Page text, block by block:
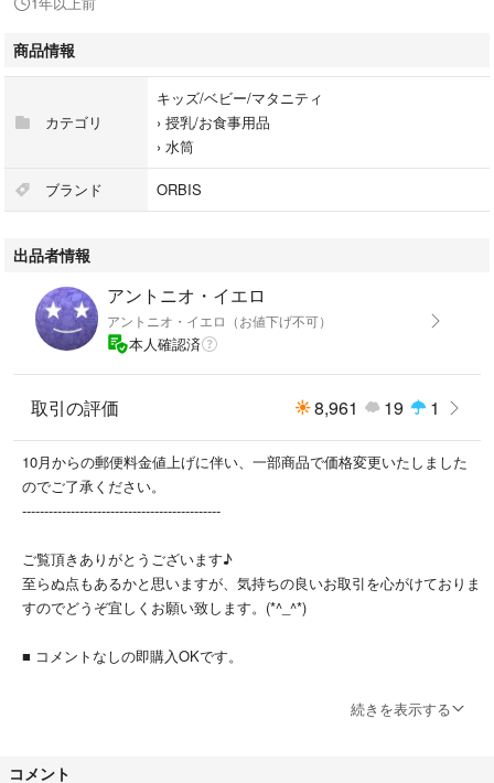
宜しくお願い致します。(*^_^*)
#ノベルティ
商品情報
カテゴリ
キッズ/ベビー/マタニティ
› 授乳/お食事用品
› 水筒
ブランド ORBIS
出品者情報
アントニオ・イエロ
アントニオ・イエロ（お値下げ不可）
本人確認済
取引の評価 8,961 19 1
10月からの郵便料金値上げに伴い、一部商品で価格変更いたしました
のでご了承ください。
---------------------------------------------
ご覧頂きありがとうございます♪
至らぬ点もあるかと思いますが、気持ちの良いお取引を心がけておりま
すのでどうぞ宜しくお願い致します。(*^_^*)
■ コメントなしの即購入OKです。
■梱包資材は再利用品を含みます。
続きを表示する
コメント